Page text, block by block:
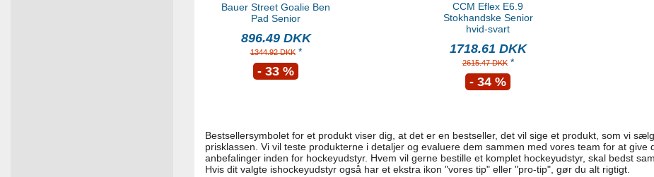
Bauer Street Goalie Ben
Pad Senior
896.49 DKK
1344.92 DKK*
- 33 %
CCM Eflex E6.9
Stokhandske Senior
hvid-svart
1718.61 DKK
2615.47 DKK*
- 34 %
Bestsellersymbolet for et produkt viser dig, at det er en bestseller, det vil sige et produkt, som vi
prisklassen. Vi vil teste produkterne i detaljer og evaluere dem sammen med vores team for at give
anbefalinger inden for hockeyudstyr. Hvem vil gerne bestille et komplet hockeyudstyr, skal bedst
Hvis dit valgte ishockeyudstyr også har et ekstra ikon "vores tip" eller "pro-tip", gør du alt rigtigt.